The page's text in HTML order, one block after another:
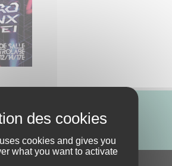
ABONNE-TOI !
cookies and gives you
what you want to activate